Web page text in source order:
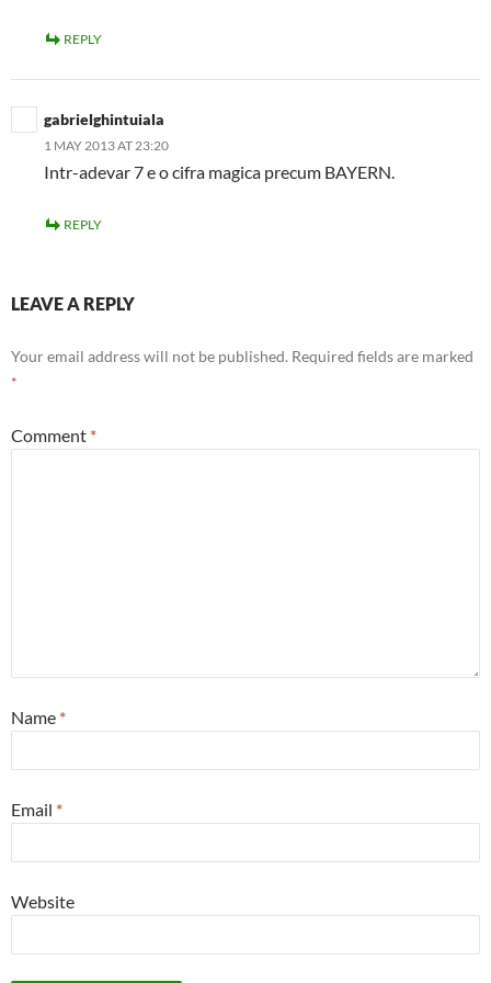
REPLY
gabrielghintuiala
1 MAY 2013 AT 23:20
Intr-adevar 7 e o cifra magica precum BAYERN.
REPLY
LEAVE A REPLY
Your email address will not be published. Required fields are marked
*
Comment *
Name *
Email *
Website